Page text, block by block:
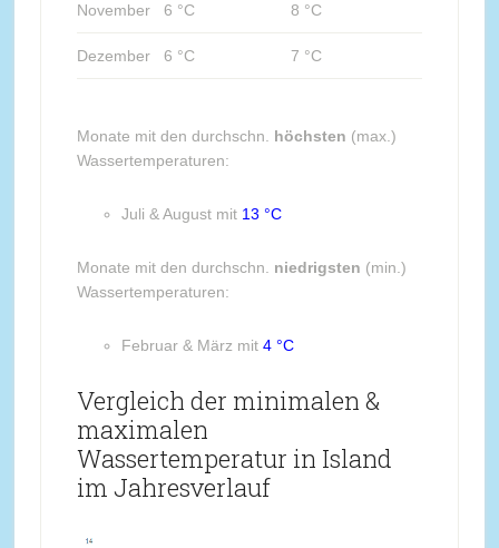
November 6 °C 8 °C
Dezember 6 °C 7 °C
Monate mit den durchschn. höchsten (max.)
Wassertemperaturen:
Juli & August mit 13 °C
Monate mit den durchschn. niedrigsten (min.)
Wassertemperaturen:
Februar & März mit 4 °C
Vergleich der minimalen &
maximalen
Wassertemperatur in Island
im Jahresverlauf